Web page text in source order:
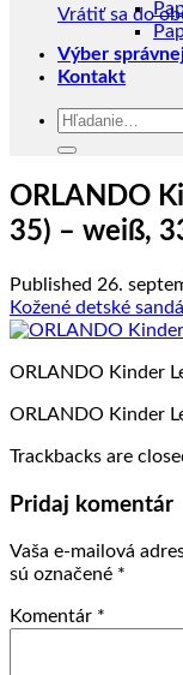
Vrátiť sa do
Výber
Kontakt
Hľadať:
ORLANDO
35) – weiß,
Published 26.
Kožené detské
ORLANDO Kinder
ORLANDO Kinder
Trackbacks are
Pridaj komentár
Vaša e-mailová
sú označené *
Komentár *